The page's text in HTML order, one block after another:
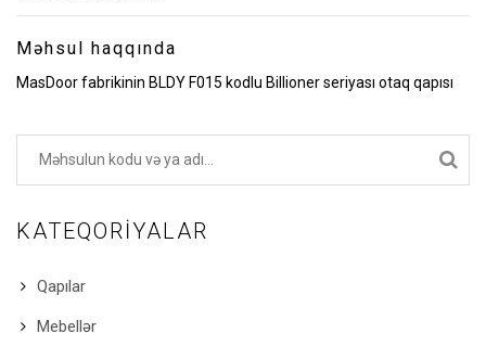
Məhsul haqqında
MasDoor fabrikinin BLDY F015 kodlu Billioner seriyası otaq qapısı
KATEQORIYALAR
Qapılar
Mebellər